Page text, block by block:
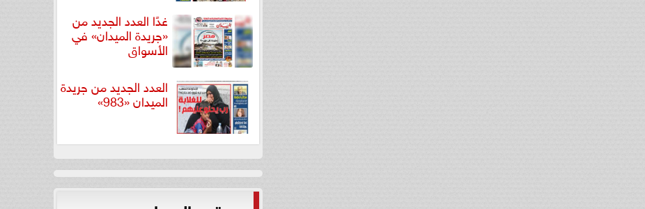
غدًا العدد الجديد من
«جريدة الميدان» في
الأسواق
العدد الجديد من جريدة
الميدان «983»